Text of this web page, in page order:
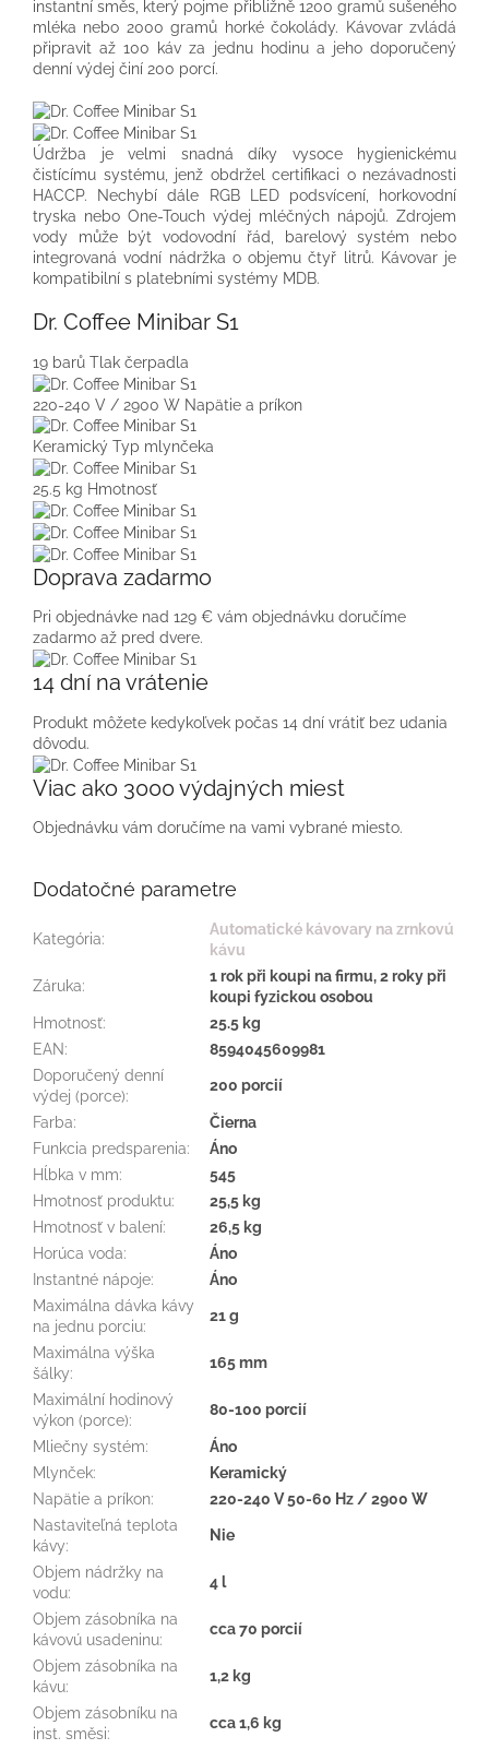
instantní směs, který pojme přibližně 1200 gramů sušeného
mléka nebo 2000 gramů horké čokolády. Kávovar zvládá
připravit až 100 káv za jednu hodinu a jeho doporučený
denní výdej činí 200 porcí.
Údržba je velmi snadná díky vysoce hygienickému
čistícímu systému, jenž obdržel certifikaci o nezávadnosti
HACCP. Nechybí dále RGB LED podsvícení, horkovodní
tryska nebo One-Touch výdej mléčných nápojů. Zdrojem
vody může být vodovodní řád, barelový systém nebo
integrovaná vodní nádržka o objemu čtyř litrů. Kávovar je
kompatibilní s platebními systémy MDB.
Dr. Coffee Minibar S1
19 barů Tlak čerpadla
220-240 V / 2900 W Napätie a príkon
Keramický Typ mlynčeka
25.5 kg Hmotnosť
Doprava zadarmo
Pri objednávke nad 129 € vám objednávku doručíme
zadarmo až pred dvere.
14 dní na vrátenie
Produkt môžete kedykoľvek počas 14 dní vrátiť bez udania
dôvodu.
Viac ako 3000 výdajných miest
Objednávku vám doručíme na vami vybrané miesto.
Dodatočné parametre
Kategória:
Automatické kávovary na zrnkovú
kávu
Záruka:
1 rok při koupi na firmu, 2 roky při
koupi fyzickou osobou
Hmotnosť:
25.5 kg
EAN:
8594045609981
Doporučený denní
výdej (porce):
200 porcií
Farba:
Čierna
Funkcia predsparenia:
Áno
Hĺbka v mm:
545
Hmotnosť produktu:
25,5 kg
Hmotnosť v balení:
26,5 kg
Horúca voda:
Áno
Instantné nápoje:
Áno
Maximálna dávka kávy
na jednu porciu:
21 g
Maximálna výška
šálky:
165 mm
Maximální hodinový
výkon (porce):
80-100 porcií
Mliečny systém:
Áno
Mlynček:
Keramický
Napätie a príkon:
220-240 V 50-60 Hz / 2900 W
Nastaviteľná teplota
kávy:
Nie
Objem nádržky na
vodu:
4 l
Objem zásobníka na
kávovú usadeninu:
cca 70 porcií
Objem zásobníka na
kávu:
1,2 kg
Objem zásobníku na
inst. směsi:
cca 1,6 kg